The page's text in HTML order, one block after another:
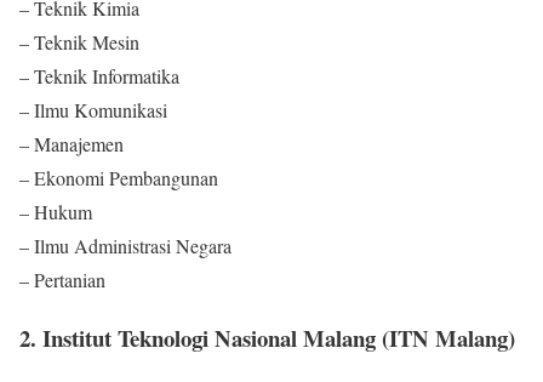
– Teknik Kimia
– Teknik Mesin
– Teknik Informatika
– Ilmu Komunikasi
– Manajemen
– Ekonomi Pembangunan
– Hukum
– Ilmu Administrasi Negara
– Pertanian
2. Institut Teknologi Nasional Malang (ITN Malang)